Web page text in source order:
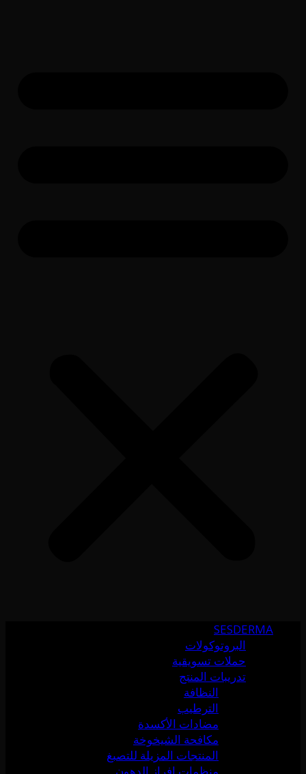
SESDERMA
البروتوكولات
حملات تسويقية
تدريبات المنتج
النظافة
الترطيب
مضادات الأكسدة
مكافحة الشيخوخة
المنتجات المزيلة للتصبغ